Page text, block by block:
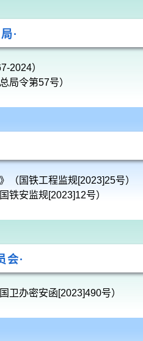
·
2024）
局令第57号）
（国铁工程监规[2023]25号）
铁安监规[2023]12号）
会·
卫办密安函[2023]490号）